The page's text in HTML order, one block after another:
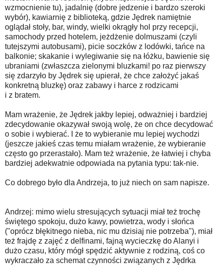
wzmocnienie tu), jadalnię (dobre jedzenie i bardzo szeroki
wybór), kawiarnię z biblioteką, gdzie Jędrek namiętnie
oglądał stoły, bar, windy, wielki okrągły hol przy recepcji,
samochody przed hotelem, jeżdżenie dolmuszami (czyli
tutejszymi autobusami), picie soczków z lodówki, tańce na
balkonie; skakanie i wylegiwanie się na łóżku, bawienie się
ubraniami (zwłaszcza zielonymi bluzkami! po raz pierwszy
się zdarzyło by Jędrek się upierał, że chce założyć jakaś
konkretną bluzkę) oraz zabawy i harce z rodzicami
i z bratem.
Mam wrażenie, że Jędrek jakby lepiej, odważniej i bardziej
zdecydowanie okazywał swoją wolę, że on chce decydować
o sobie i wybierać. I że to wybieranie mu lepiej wychodzi
(jeszcze jakieś czas temu miałam wrażenie, że wybieranie
często go przerastało). Mam też wrażenie, że łatwiej i chyba
bardziej adekwatnie odpowiada na pytania typu: tak-nie.
Co dobrego było dla Andrzeja, to już niech on sam napisze.
Andrzej: mimo wielu stresujących sytuacji miał też trochę
świętego spokoju, dużo kawy, powietrza, wody i słońca
("oprócz błękitnego nieba, nic mu dzisiaj nie potrzeba"), miał
też frajdę z zajęć z delfinami, fajną wycieczkę do Alanyi i
dużo czasu, który mógł spędzić aktywnie z rodziną, coś co
wykraczało za schemat czynności związanych z Jędrka